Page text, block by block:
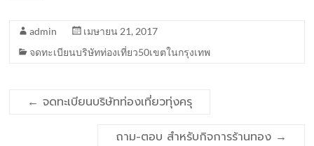
admin
เมษายน 21, 2017
จดทะเบียนบริษัทท่องเที่ยว50เขตในกรุงเทพ
← จดทะเบียนบริษัทท่องเที่ยวทุ่งครุ
ถาม-ตอบ สำหรับกิจการร้านทอง →